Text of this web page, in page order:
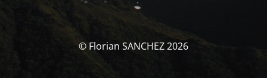
© Florian SANCHEZ 2026